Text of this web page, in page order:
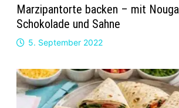
Marzipantorte backen – mit
Schokolade und Sahne
5. September 2022